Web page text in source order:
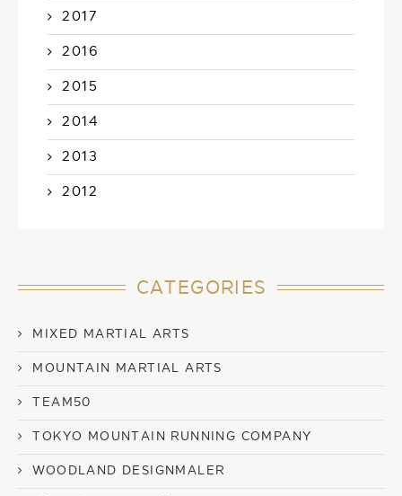
2017
2016
2015
2014
2013
2012
CATEGORIES
MIXED MARTIAL ARTS
MOUNTAIN MARTIAL ARTS
TEAM50
TOKYO MOUNTAIN RUNNING COMPANY
WOODLAND DESIGNMALER